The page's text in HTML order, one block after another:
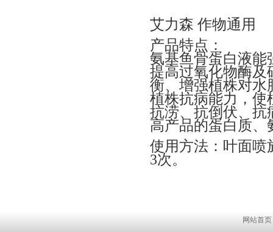
艾力森 作物通用
产品特点：
氨基鱼骨蛋白液能
提高过氧化物酶及
衡、增强植株对水
植株抗病能力，使
抗涝、抗倒伏、抗
高产品的蛋白质、
使用方法：叶面喷
3次。
网站首页